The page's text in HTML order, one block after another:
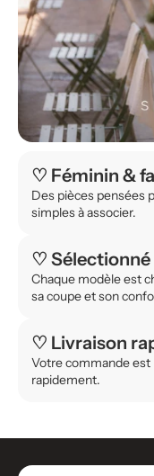
♡ Féminin &
Des pièces pensées
simples à associer.
♡ Sélectionné
Chaque modèle est
sa coupe et son
♡ Livraison
Votre commande est
rapidement.